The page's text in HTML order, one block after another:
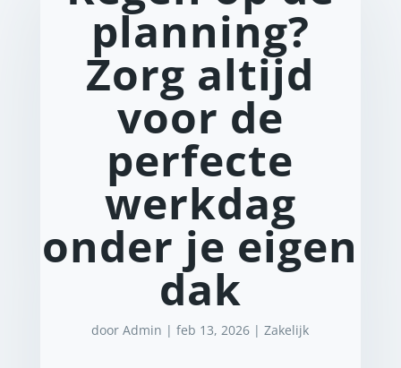
planning?
Zorg altijd
voor de
perfecte
werkdag
onder je eigen
dak
doorAdmin |feb 13, 2026 |Zakelijk